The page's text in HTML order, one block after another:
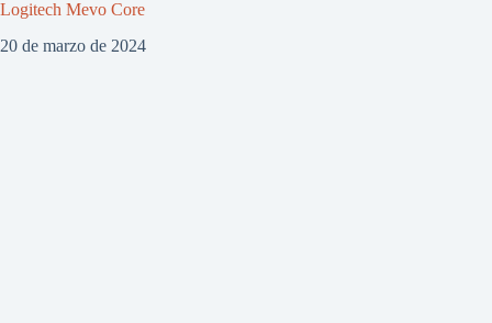
Logitech Mevo Core
20 de marzo de 2024